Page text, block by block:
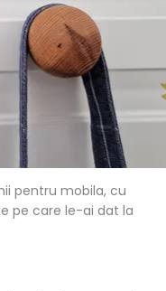
pentru mobila, cu
pe care le-ai dat la